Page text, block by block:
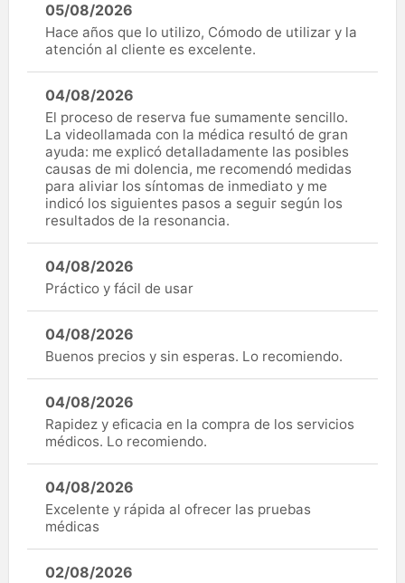
05/08/2026
Hace años que lo utilizo, Cómodo de utilizar y la
atención al cliente es excelente.
04/08/2026
El proceso de reserva fue sumamente sencillo.
La videollamada con la médica resultó de gran
ayuda: me explicó detalladamente las posibles
causas de mi dolencia, me recomendó medidas
para aliviar los síntomas de inmediato y me
indicó los siguientes pasos a seguir según los
resultados de la resonancia.
04/08/2026
Práctico y fácil de usar
04/08/2026
Buenos precios y sin esperas. Lo recomiendo.
04/08/2026
Rapidez y eficacia en la compra de los servicios
médicos. Lo recomiendo.
04/08/2026
Excelente y rápida al ofrecer las pruebas
médicas
02/08/2026